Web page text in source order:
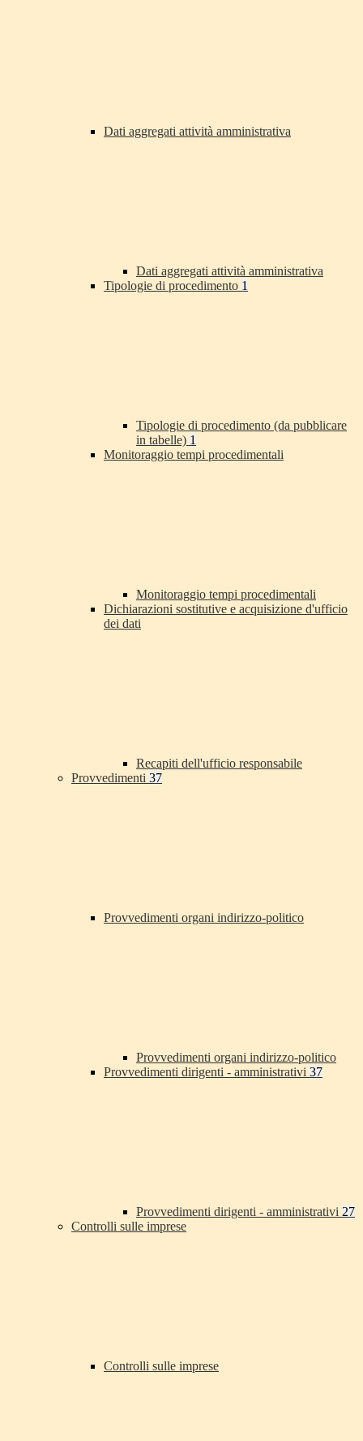
Dati aggregati attività amministrativa
Dati aggregati attività amministrativa
Tipologie di procedimento 1
Tipologie di procedimento (da pubblicare
in tabelle) 1
Monitoraggio tempi procedimentali
Monitoraggio tempi procedimentali
Dichiarazioni sostitutive e acquisizione d'ufficio
dei dati
Recapiti dell'ufficio responsabile
Provvedimenti 37
Provvedimenti organi indirizzo-politico
Provvedimenti organi indirizzo-politico
Provvedimenti dirigenti - amministrativi 37
Provvedimenti dirigenti - amministrativi 27
Controlli sulle imprese
Controlli sulle imprese